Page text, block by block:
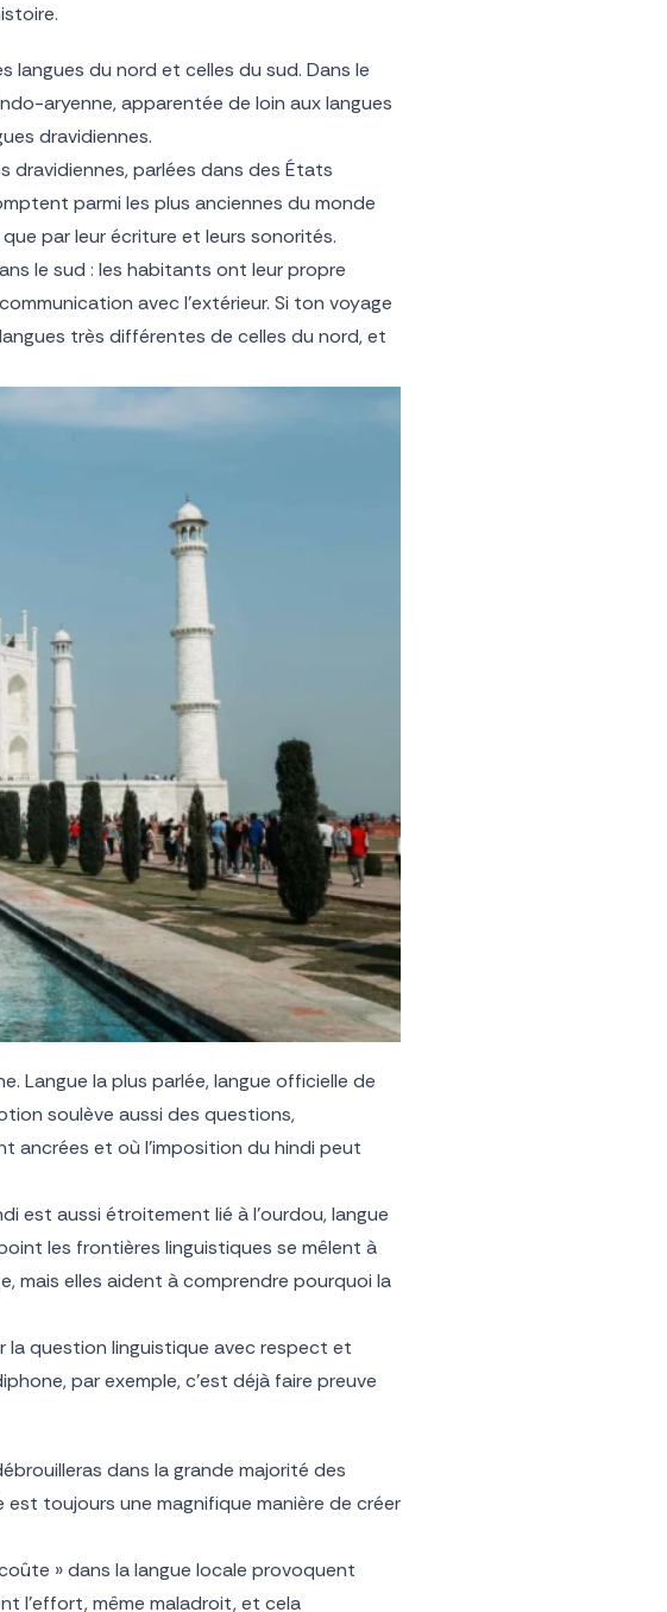
langues du nord et celles du sud. Dans le
aryenne, apparentée de loin aux langues
dravidiennes.
dravidiennes, parlées dans des États
parmi les plus anciennes du monde
par leur écriture et leurs sonorités.
le sud : les habitants ont leur propre
avec l’extérieur. Si ton voyage
très différentes de celles du nord, et
Langue la plus parlée, langue officielle de
soulève aussi des questions,
ancrées et où l’imposition du hindi peut
est aussi étroitement lié à l’ourdou, langue
les frontières linguistiques se mêlent à
mais elles aident à comprendre pourquoi la
la question linguistique avec respect et
par exemple, c’est déjà faire preuve
dans la grande majorité des
toujours une magnifique manière de créer
» dans la langue locale provoquent
l’effort, même maladroit, et cela